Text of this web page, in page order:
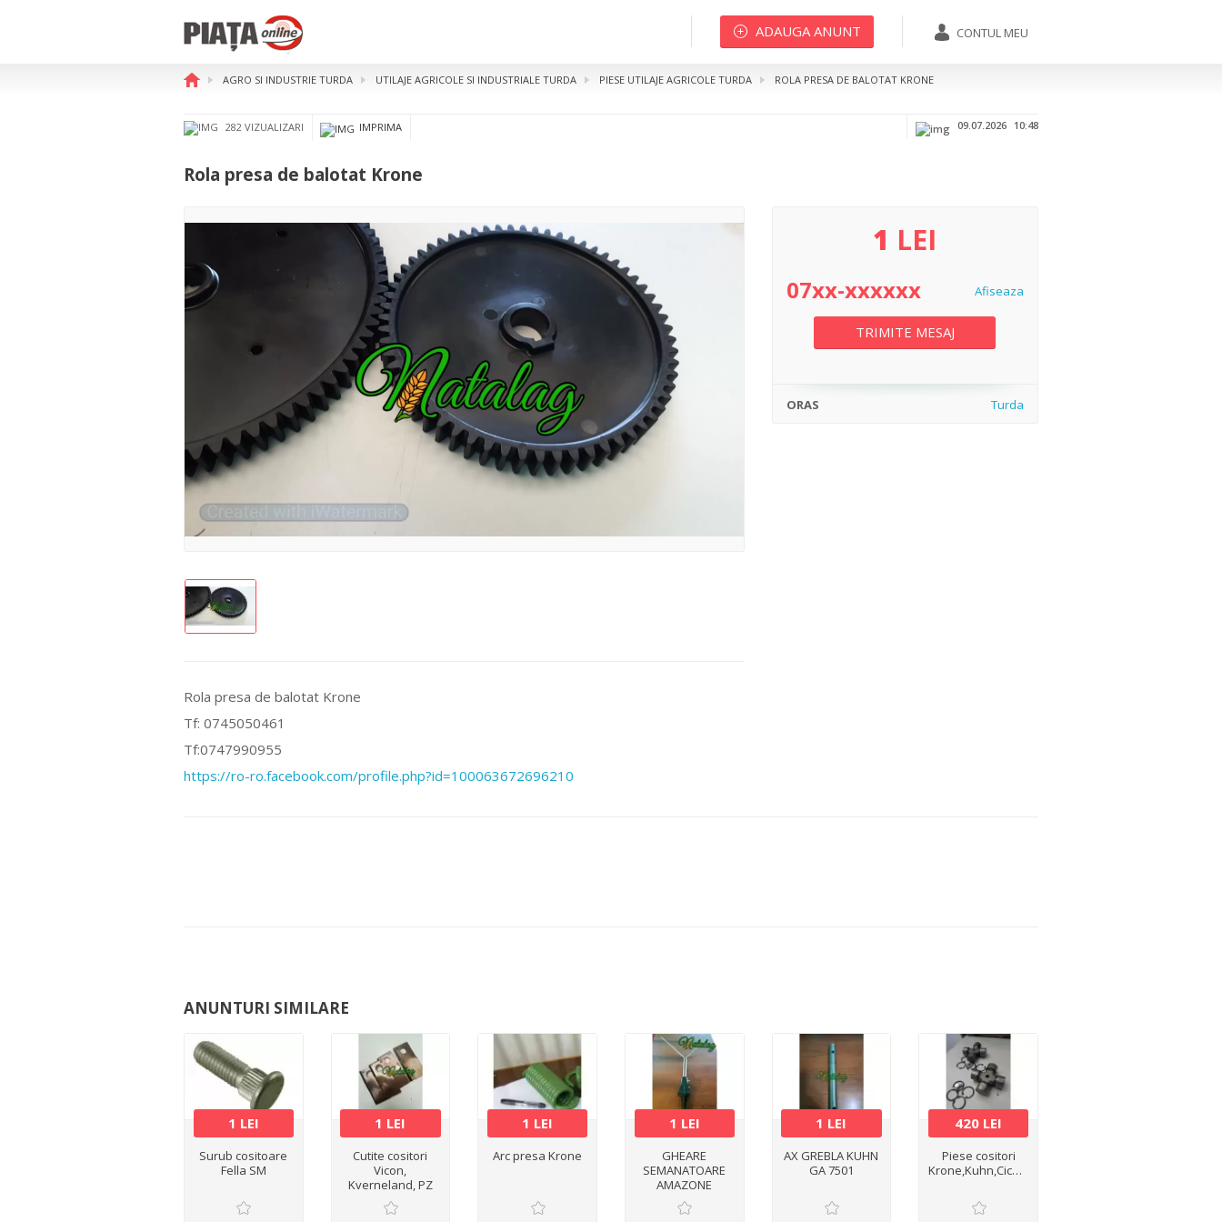
CONTUL MEU
ADAUGA ANUNT
Rola presa de balotat Krone 07xx-xxxxxx Afiseaza
AGRO SI INDUSTRIE TURDA UTILAJE AGRICOLE SI INDUSTRIALE TURDA PIESE UTILAJE AGRICOLE TURDA ROLA PRESA DE BALOTAT KRONE
282 VIZUALIZARI IMPRIMA 09.07.2026 10:48
Rola presa de balotat Krone
Rola presa de balotat Krone
Tf: 0745050461
Tf:0747990955
https://ro-ro.facebook.com/profile.php?id=100063672696210
1 LEI
07xx-xxxxxx Afiseaza
TRIMITE MESAJ
ORAS Turda
ANUNTURI SIMILARE
1 LEI
Surub cositoare
Fella SM
1 LEI
Cutite cositori
Vicon,
Kverneland, PZ
1 LEI
Arc presa Krone
1 LEI
GHEARE
SEMANATOARE
AMAZONE
1 LEI
AX GREBLA KUHN
GA 7501
420 LEI
Piese cositori
Krone,Kuhn,Cicon,PZ,Claas